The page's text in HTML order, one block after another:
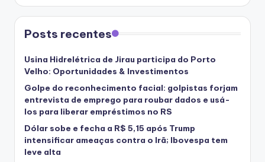
Posts recentes
Usina Hidrelétrica de Jirau participa do Porto
Velho: Oportunidades & Investimentos
Golpe do reconhecimento facial: golpistas forjam
entrevista de emprego para roubar dados e usá-
los para liberar empréstimos no RS
Dólar sobe e fecha a R$ 5,15 após Trump
intensificar ameaças contra o Irã; Ibovespa tem
leve alta